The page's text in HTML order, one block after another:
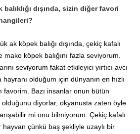
dışında, sizin diğer favori
ak köpek balığı dışında, çekiç kafalı
mako köpek balığını fazla seviyorum.
seviyorum fakat etkileyici yırtıcı avcı
hayranı olduğum için dünyanın en hızlı
favorim. Bazı insanlar onun bütün
olduğunu diyorlar, okyanusta zaten öyle
mi onu bilmiyorum. Çekiç kafalı
çünkü baş şekliyle uzaylı bir